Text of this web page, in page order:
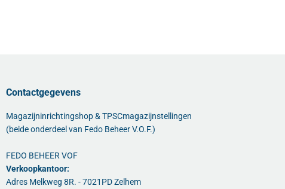
Contactgegevens
Magazijninrichtingshop & TPSCmagazijnstellingen
(beide onderdeel van Fedo Beheer V.O.F.)
FEDO BEHEER VOF
Verkoopkantoor:
Adres Melkweg 8R. - 7021PD Zelhem